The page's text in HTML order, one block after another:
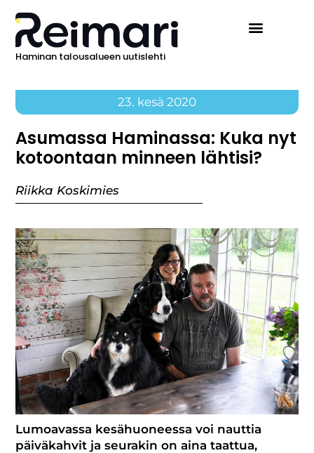
Haminan talousalueen uutislehti
23. kesä 2020
Asumassa Haminassa: Kuka nyt
kotoontaan minneen lähtisi?
Riikka Koskimies
Lumoavassa kesähuoneessa voi nauttia
päiväkahvit ja seurakin on aina taattua,